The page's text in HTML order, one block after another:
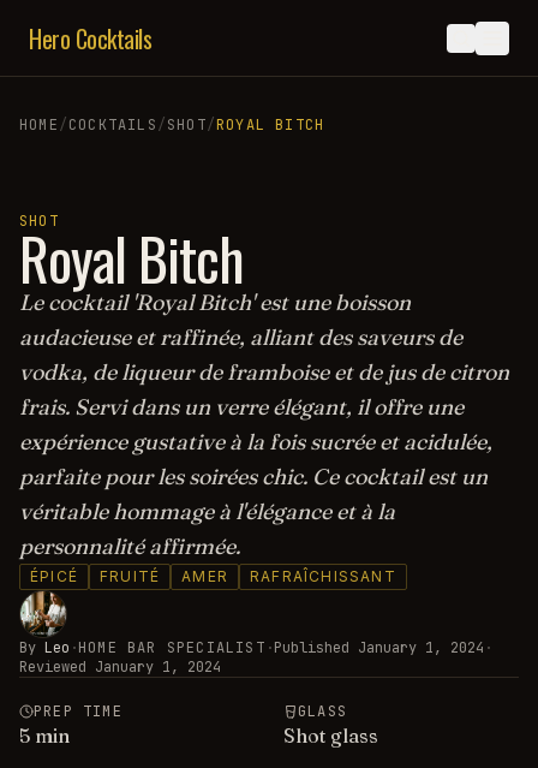
Hero Cocktails
HOME/COCKTAILS/SHOT/ROYAL BITCH
SHOT
Royal Bitch
Le cocktail 'Royal Bitch' est une boisson
audacieuse et raffinée, alliant des saveurs de
vodka, de liqueur de framboise et de jus de citron
frais. Servi dans un verre élégant, il offre une
expérience gustative à la fois sucrée et acidulée,
parfaite pour les soirées chic. Ce cocktail est un
véritable hommage à l'élégance et à la
personnalité affirmée.
ÉPICÉ FRUITÉ AMER RAFRAÎCHISSANT
By Leo ·HOME BAR SPECIALIST ·Published January 1, 2024 ·
Reviewed January 1, 2024
PREP TIME
5 min
GLASS
Shot glass